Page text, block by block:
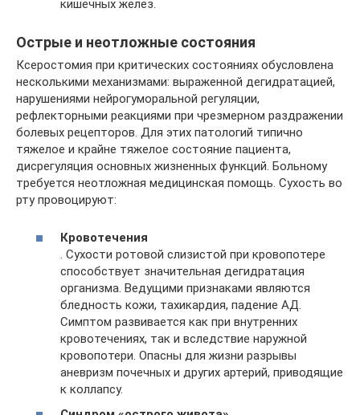
кишечных желез.
Острые и неотложные состояния
Ксеростомия при критических состояниях обусловлена
несколькими механизмами: выраженной дегидратацией,
нарушениями нейрогуморальной регуляции,
рефлекторными реакциями при чрезмерном раздражении
болевых рецепторов. Для этих патологий типично
тяжелое и крайне тяжелое состояние пациента,
дисрегуляция основных жизненных функций. Больному
требуется неотложная медицинская помощь. Сухость во
рту провоцируют:
Кровотечения
. Сухости ротовой слизистой при кровопотере
способствует значительная дегидратация
организма. Ведущими признаками являются
бледность кожи, тахикардия, падение АД.
Симптом развивается как при внутренних
кровотечениях, так и вследствие наружной
кровопотери. Опасны для жизни разрывы
аневризм почечных и других артерий, приводящие
к коллапсу.